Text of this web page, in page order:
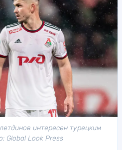
интересен турецким
Global Look Press